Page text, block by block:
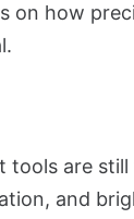
on how
tools are
and